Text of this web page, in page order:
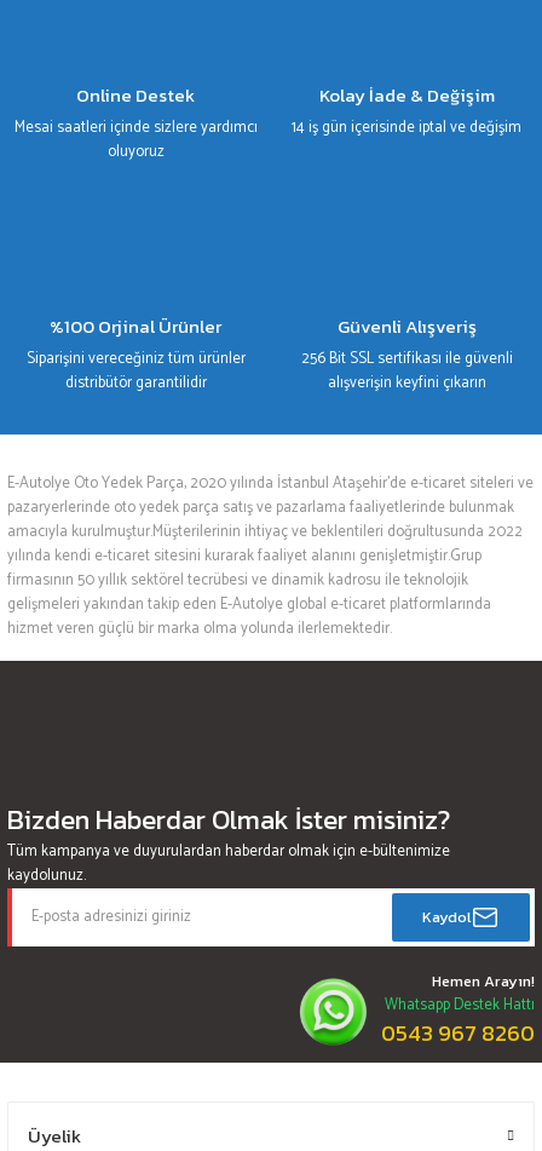
Online Destek
Mesai saatleri içinde sizlere yardımcı
oluyoruz
Kolay İade & Değişim
14 iş gün içerisinde iptal ve değişim
%100 Orjinal Ürünler
Siparişini vereceğiniz tüm ürünler
distribütör garantilidir
Güvenli Alışveriş
256 Bit SSL sertifikası ile güvenli
alışverişin keyfini çıkarın
E-Autolye Oto Yedek Parça, 2020 yılında İstanbul Ataşehir’de e-ticaret siteleri ve
pazaryerlerinde oto yedek parça satış ve pazarlama faaliyetlerinde bulunmak
amacıyla kurulmuştur.Müşterilerinin ihtiyaç ve beklentileri doğrultusunda 2022
yılında kendi e-ticaret sitesini kurarak faaliyet alanını genişletmiştir.Grup
firmasının 50 yıllık sektörel tecrübesi ve dinamik kadrosu ile teknolojik
gelişmeleri yakından takip eden E-Autolye global e-ticaret platformlarında
hizmet veren güçlü bir marka olma yolunda ilerlemektedir.
Bizden Haberdar Olmak İster misiniz?
Tüm kampanya ve duyurulardan haberdar olmak için e-bültenimize
kaydolunuz.
Kaydol
Hemen Arayın!
Whatsapp Destek Hattı
0543 967 8260
Üyelik